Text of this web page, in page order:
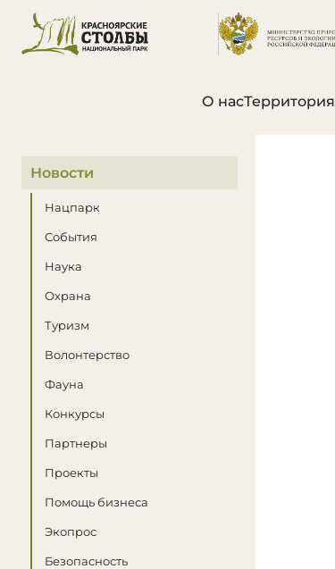
О насТерритория
В этом разделе
Новости
Нацпарк
События
Наука
Охрана
Туризм
Волонтерство
Фауна
Конкурсы
Партнеры
Проекты
Помощь бизнеса
Экопрос
Безопасность